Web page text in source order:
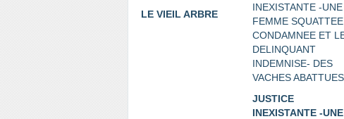
LE VIEIL ARBRE
JUSTICE
INEXISTANTE -UNE